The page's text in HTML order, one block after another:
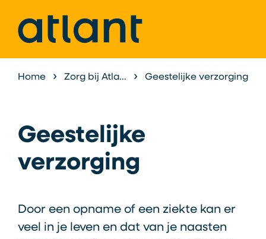
Home Zorg bij Atlant Behandeling &
Geestelijke verzorging
Geestelijke
verzorging
Door een opname of een ziekte kan er
veel in je leven en dat van je naasten